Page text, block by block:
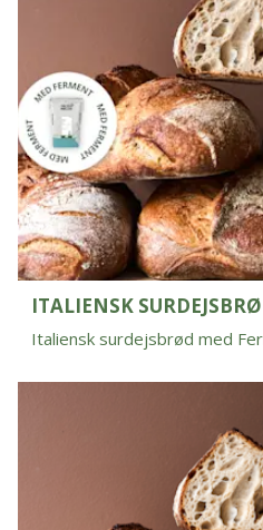
ITALIENSK
Italiensk surdejsbrød med